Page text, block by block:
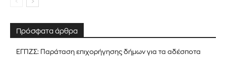
Πρόσφατα άρθρα
ΕΓΠΖΣ: Παράταση επιχορήγησης δήμων για τα αδέσποτα